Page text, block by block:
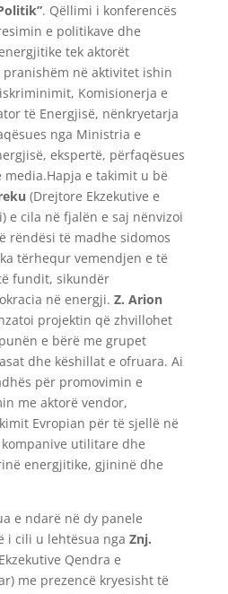
. Qëllimi i konferencës
e politikave dhe
tek aktorët
pranishëm në aktivitet ishin
Komisionerja e
të Energjisë, nënkryetarja
nga Ministria e
ekspertë, përfaqësues
e takimit u bë
(Drejtore Ekzekutive e
e cila në fjalën e saj nënvizoi
rëndësi të madhe sidomos
tërhequr vemendjen e të
fundit, sikundër
në energji. Z. Arion
projektin që zhvillohet
e bërë me grupet
dhe këshillat e ofruara. Ai
për promovimin e
me aktorë vendor,
Evropian për të sjellë në
utilitare dhe
energjitike, gjininë dhe
e ndarë në dy panele
i cili u lehtësua nga Znj.
Qendra e
me prezencë kryesisht të